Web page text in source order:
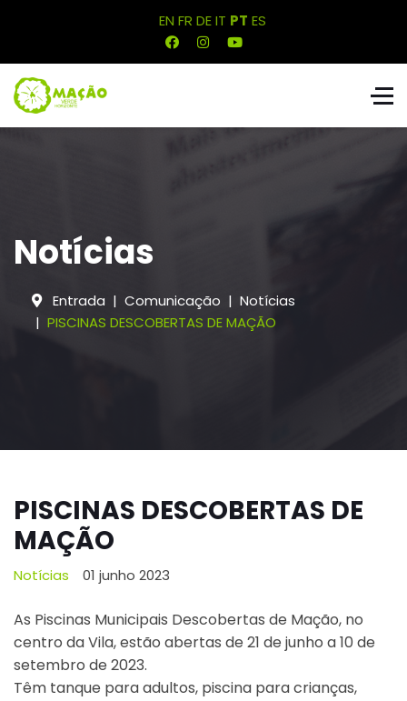
EN FR DEIT PT ES
Notícias
Entrada Comunicação
Notícias
PISCINAS DESCOBERTAS DE MAÇÃO
PISCINAS DESCOBERTAS DE
MAÇÃO
Notícias 01 junho 2023
As Piscinas Municipais Descobertas de Mação, no
centro da Vila, estão abertas de 21 de junho a 10 de
setembro de 2023.
Têm tanque para adultos, piscina para crianças,